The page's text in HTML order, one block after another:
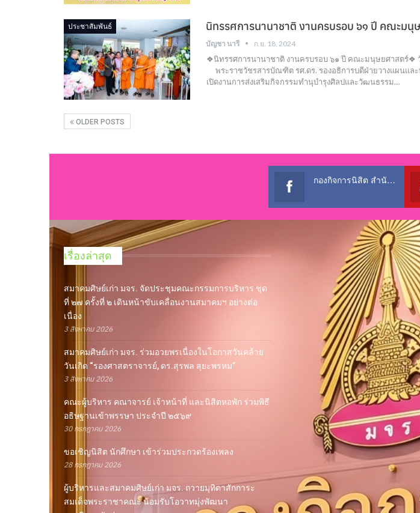
ประชาสัมพันธ์ นิทรรศการนานาชาติ งานครบรอบ ๖๑ ปี คณะมนุ
บัญชา นารี ก.ย. 18, 2024
❖นิทรรศการนานาชาติ งานครบรอบ ๖๑ ปี คณะมนุษยศาสตร์
พระราชวัชรสารบัณฑิต รศ.ดร. รองอธิการบดีฝ่ายวางแผนแล
เปิดงานการส่งเสริมกิจกรรมทำนุบำรุงศิลปและวัฒนธรรม…
OLDER POSTS
กองกิจการนิสิต สำนักงานอธิการบดี
เรื่องล่าสุด
สมาคมศิษย์เก่า มจร. จัดประชุมคณะกรรมการบริหาร ชุด
ที่ ๒๗ ครั้งที่ ๒ เดินหน้าขับเคลื่อนงานสมาคมฯ อย่างต่อ
เนื่อง
3 สิงหาคม 2026
สมาคมศิษย์เก่า มจร. ร่วมอวยพรเนื่องในโอกาสวันคล้าย
วันเกิด “รองศาสตราจารย์, ดร.สุรพล สุยะพรหม”
3 สิงหาคม 2026
คณะผู้บริหาร คณาจารย์ เจ้าหน้าที่ และนิสิตหอพัก ร่วมพิธี
อธิษฐานเข้าพรรษา ประจำปี ๒๕๖๙
30 กรกฎาคม 2026
ขอเชิญนิสิต นักศึกษา เข้าร่วมประกวดร้องเพลง
28 กรกฎาคม 2026
ผู้บริหารและสมาคมศิษย์เก่า มจร. ถวายมุทิตาสักการะ
สมเด็จพระราชาคณะ น้อมรับโอวาทมุ่งพัฒนา